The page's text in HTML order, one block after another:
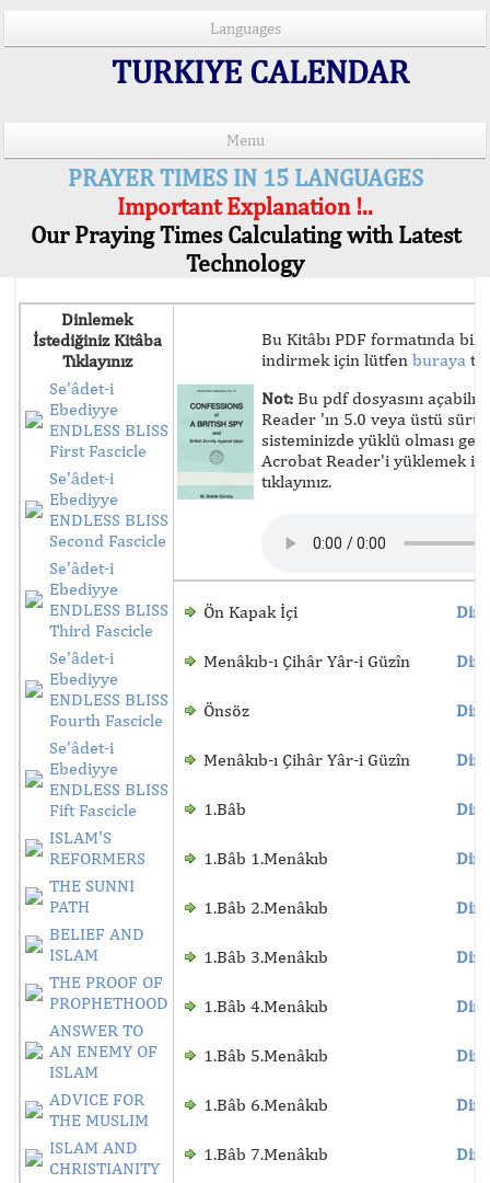
Languages
TURKIYE CALENDAR
Menu
PRAYER TIMES IN 15 LANGUAGES
Important Explanation !..
Our Praying Times Calculating with Latest
Technology
Dinlemek
İstediğiniz Kitâba
Tıklayınız
Se'âdet-i
Ebediyye
ENDLESS BLISS
First Fascicle
Se'âdet-i
Ebediyye
ENDLESS BLISS
Second Fascicle
Se'âdet-i
Ebediyye
ENDLESS BLISS
Third Fascicle
Se'âdet-i
Ebediyye
ENDLESS BLISS
Fourth Fascicle
Se'âdet-i
Ebediyye
ENDLESS BLISS
Fift Fascicle
ISLAM'S
REFORMERS
THE SUNNI
PATH
BELIEF AND
ISLAM
THE PROOF OF
PROPHETHOOD
ANSWER TO
AN ENEMY OF
ISLAM
ADVICE FOR
THE MUSLIM
ISLAM AND
CHRISTIANITY
Bu Kitâbı PDF formatında
indirmek için lütfen buraya
Not: Bu pdf dosyasını
Reader 'ın 5.0 veya üstü
sisteminizde yüklü olması
Acrobat Reader'i yüklemek
tıklayınız.
Ön Kapak İçi
Menâkıb-ı Çihâr Yâr-i Güzîn
Önsöz
Menâkıb-ı Çihâr Yâr-i Güzîn
1.Bâb
1.Bâb 1.Menâkıb
1.Bâb 2.Menâkıb
1.Bâb 3.Menâkıb
1.Bâb 4.Menâkıb
1.Bâb 5.Menâkıb
1.Bâb 6.Menâkıb
1.Bâb 7.Menâkıb